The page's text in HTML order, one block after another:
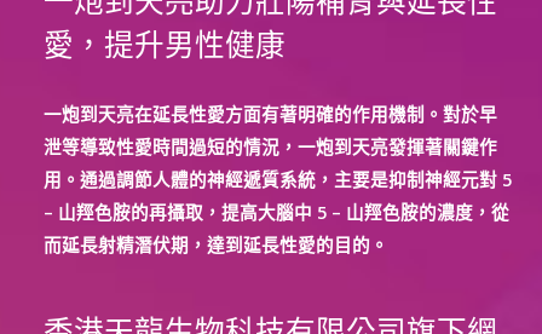
習
慣？
愛，提升男性健康
一炮到天亮在延長性愛方面有著明確的作用機制。對於早
泄等導致性愛時間過短的情況，一炮到天亮發揮著關鍵作
用。通過調節人體的神經遞質系統，主要是抑制神經元對 5
– 山羥色胺的再攝取，提高大腦中 5 – 山羥色胺的濃度，從
而延長射精潛伏期，達到延長性愛的目的。